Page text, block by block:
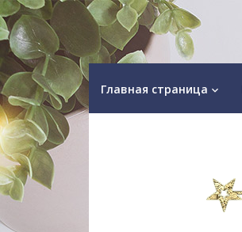
Главная страница keyboard_arrow_down